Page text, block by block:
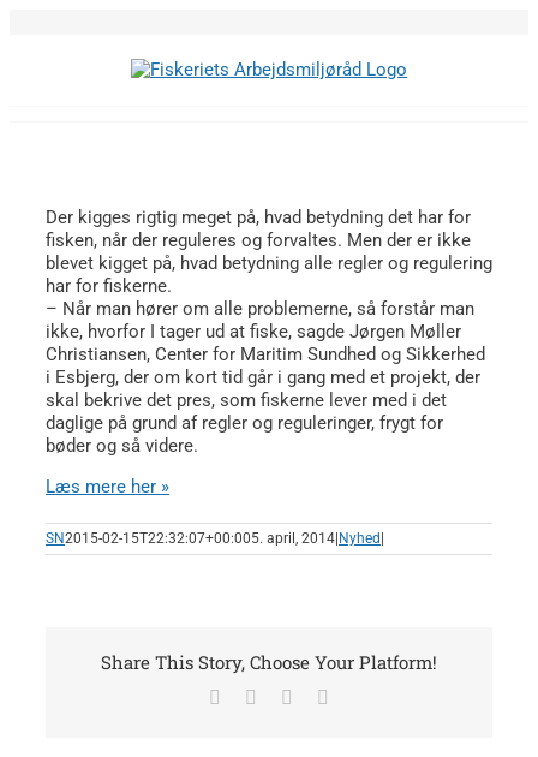
Der kigges rigtig meget på, hvad betydning det har for
fisken, når der reguleres og forvaltes. Men der er ikke
blevet kigget på, hvad betydning alle regler og regulering
har for fiskerne.
– Når man hører om alle problemerne, så forstår man
ikke, hvorfor I tager ud at fiske, sagde Jørgen Møller
Christiansen, Center for Maritim Sundhed og Sikkerhed
i Esbjerg, der om kort tid går i gang med et projekt, der
skal bekrive det pres, som fiskerne lever med i det
daglige på grund af regler og reguleringer, frygt for
bøder og så videre.
Læs mere her »
SN2015-02-15T22:32:07+00:005. april, 2014 Nyhed
Share This Story, Choose Your Platform!
Facebook LinkedIn